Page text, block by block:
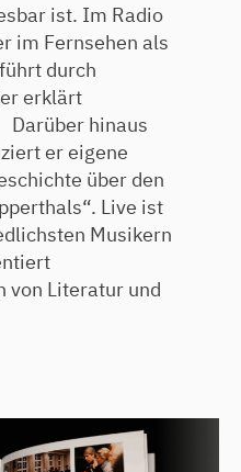
ist. Im Radio
im Fernsehen als
durch
erklärt
hinaus
er eigene
über den
Live ist
Musikern
von Literatur und